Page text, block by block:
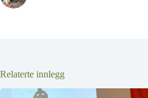
Relaterte innlegg